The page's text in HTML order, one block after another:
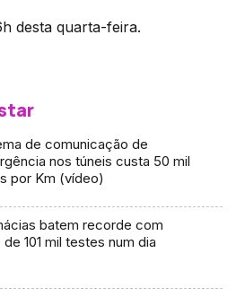
desta quarta-feira.
de comunicação de
nos túneis custa 50 mil
por Km (vídeo)
batem recorde com
de 101 mil testes num dia